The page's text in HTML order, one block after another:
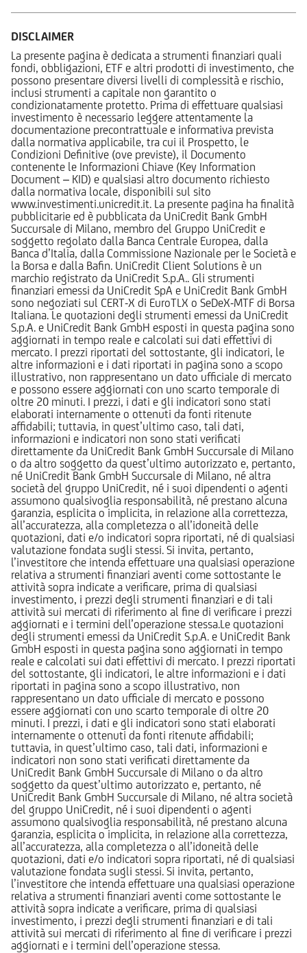
DISCLAIMER
La presente pagina è dedicata a strumenti finanziari quali
fondi, obbligazioni, ETF e altri prodotti di investimento, che
possono presentare diversi livelli di complessità e rischio,
inclusi strumenti a capitale non garantito o
condizionatamente protetto. Prima di effettuare qualsiasi
investimento è necessario leggere attentamente la
documentazione precontrattuale e informativa prevista
dalla normativa applicabile, tra cui il Prospetto, le
Condizioni Definitive (ove previste), il Documento
contenente le Informazioni Chiave (Key Information
Document – KID) e qualsiasi altro documento richiesto
dalla normativa locale, disponibili sul sito
www.investimenti.unicredit.it. La presente pagina ha finalità
pubblicitarie ed è pubblicata da UniCredit Bank GmbH
Succursale di Milano, membro del Gruppo UniCredit e
soggetto regolato dalla Banca Centrale Europea, dalla
Banca d’Italia, dalla Commissione Nazionale per le Società e
la Borsa e dalla Bafin. UniCredit Client Solutions è un
marchio registrato da UniCredit S.p.A.. Gli strumenti
finanziari emessi da UniCredit SpA e UniCredit Bank GmbH
sono negoziati sul CERT-X di EuroTLX o SeDeX-MTF di Borsa
Italiana. Le quotazioni degli strumenti emessi da UniCredit
S.p.A. e UniCredit Bank GmbH esposti in questa pagina sono
aggiornati in tempo reale e calcolati sui dati effettivi di
mercato. I prezzi riportati del sottostante, gli indicatori, le
altre informazioni e i dati riportati in pagina sono a scopo
illustrativo, non rappresentano un dato ufficiale di mercato
e possono essere aggiornati con uno scarto temporale di
oltre 20 minuti. I prezzi, i dati e gli indicatori sono stati
elaborati internamente o ottenuti da fonti ritenute
affidabili; tuttavia, in quest’ultimo caso, tali dati,
informazioni e indicatori non sono stati verificati
direttamente da UniCredit Bank GmbH Succursale di Milano
o da altro soggetto da quest’ultimo autorizzato e, pertanto,
né UniCredit Bank GmbH Succursale di Milano, né altra
società del gruppo UniCredit, né i suoi dipendenti o agenti
assumono qualsivoglia responsabilità, né prestano alcuna
garanzia, esplicita o implicita, in relazione alla correttezza,
all’accuratezza, alla completezza o all’idoneità delle
quotazioni, dati e/o indicatori sopra riportati, né di qualsiasi
valutazione fondata sugli stessi. Si invita, pertanto,
l’investitore che intenda effettuare una qualsiasi operazione
relativa a strumenti finanziari aventi come sottostante le
attività sopra indicate a verificare, prima di qualsiasi
investimento, i prezzi degli strumenti finanziari e di tali
attività sui mercati di riferimento al fine di verificare i prezzi
aggiornati e i termini dell’operazione stessa.Le quotazioni
degli strumenti emessi da UniCredit S.p.A. e UniCredit Bank
GmbH esposti in questa pagina sono aggiornati in tempo
reale e calcolati sui dati effettivi di mercato. I prezzi riportati
del sottostante, gli indicatori, le altre informazioni e i dati
riportati in pagina sono a scopo illustrativo, non
rappresentano un dato ufficiale di mercato e possono
essere aggiornati con uno scarto temporale di oltre 20
minuti. I prezzi, i dati e gli indicatori sono stati elaborati
internamente o ottenuti da fonti ritenute affidabili;
tuttavia, in quest’ultimo caso, tali dati, informazioni e
indicatori non sono stati verificati direttamente da
UniCredit Bank GmbH Succursale di Milano o da altro
soggetto da quest’ultimo autorizzato e, pertanto, né
UniCredit Bank GmbH Succursale di Milano, né altra società
del gruppo UniCredit, né i suoi dipendenti o agenti
assumono qualsivoglia responsabilità, né prestano alcuna
garanzia, esplicita o implicita, in relazione alla correttezza,
all’accuratezza, alla completezza o all’idoneità delle
quotazioni, dati e/o indicatori sopra riportati, né di qualsiasi
valutazione fondata sugli stessi. Si invita, pertanto,
l’investitore che intenda effettuare una qualsiasi operazione
relativa a strumenti finanziari aventi come sottostante le
attività sopra indicate a verificare, prima di qualsiasi
investimento, i prezzi degli strumenti finanziari e di tali
attività sui mercati di riferimento al fine di verificare i prezzi
aggiornati e i termini dell’operazione stessa.